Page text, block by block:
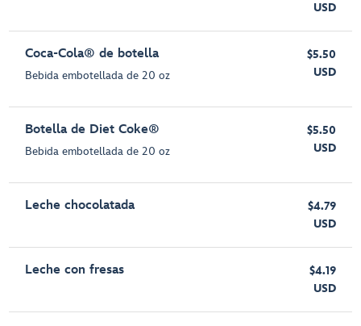
USD
Coca-Cola® de botella
Bebida embotellada de 20 oz
$5.50
USD
Botella de Diet Coke®
Bebida embotellada de 20 oz
$5.50
USD
Leche chocolatada
$4.79
USD
Leche con fresas
$4.19
USD